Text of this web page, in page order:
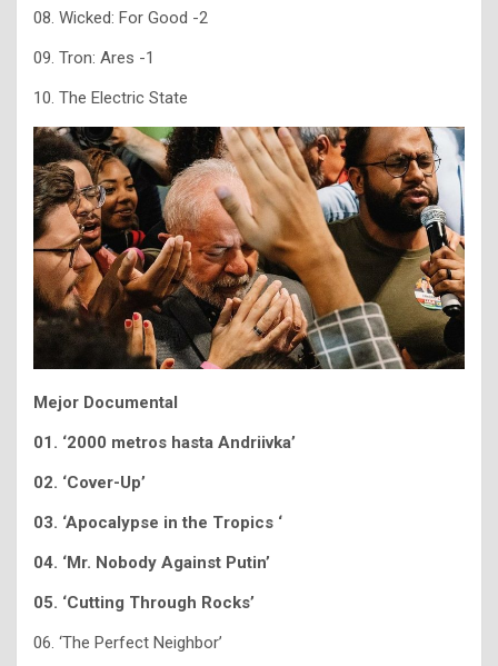
08. Wicked: For Good -2
09. Tron: Ares -1
10. The Electric State
Mejor Documental
01. ‘2000 metros hasta Andriivka’
02. ‘Cover-Up’
03. ‘Apocalypse in the Tropics ‘
04. ‘Mr. Nobody Against Putin’
05. ‘Cutting Through Rocks’
06. ‘The Perfect Neighbor’